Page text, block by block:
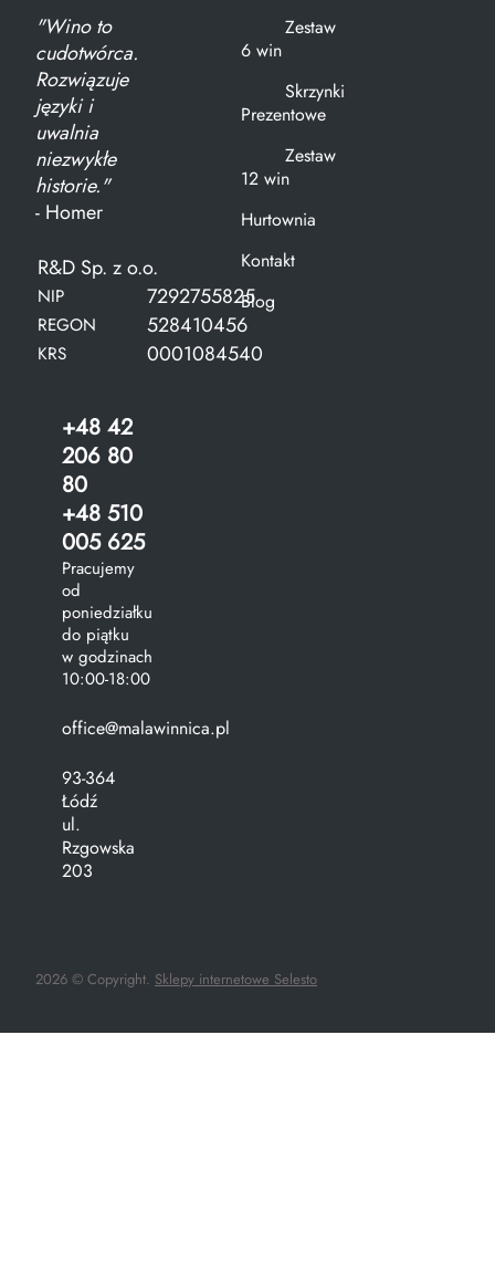
"Wino to
cudotwórca.
Rozwiązuje
języki i
uwalnia
niezwykłe
historie."
- Homer
R&D Sp. z o.o.
NIP 7292755825
REGON 528410456
KRS 0001084540
+48 42
206 80
80
+48 510
005 625
Pracujemy
od
poniedziałku
do piątku
w godzinach
10:00-18:00
office@malawinnica.pl
93-364
Łódź
ul.
Rzgowska
203
Zestaw
6 win
Skrzynki
Prezentowe
Zestaw
12 win
Hurtownia
Kontakt
Blog
2026 © Copyright. Sklepy internetowe Selesto